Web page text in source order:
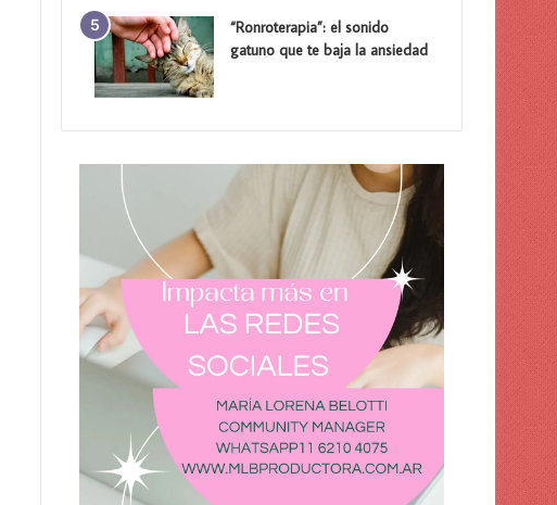
“Ronroterapia”: el sonido
gatuno que te baja la ansiedad